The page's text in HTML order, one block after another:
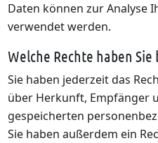
Daten können zur Analyse
verwendet werden.
Welche Rechte haben
Sie haben jederzeit das
über Herkunft, Empfänger
gespeicherten
Sie haben außerdem ein